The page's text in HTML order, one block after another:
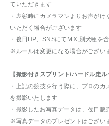
ていただきます
・表彰時にカメラマンよりお声が
いただく場合がございます
・後日HP、SNSにてMIX,別犬種を
※ルールは変更になる場合がござい
【撮影付きスプリント/ハードル走ル
・上記の競技を行う際に、プロの
を撮影いたします
・撮影したお写真データは、後日販
※写真データのプレゼントはござい